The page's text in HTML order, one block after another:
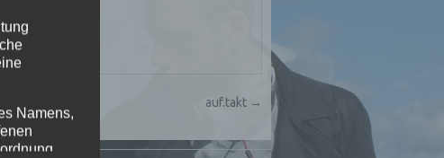
auf.takt →
Namens,